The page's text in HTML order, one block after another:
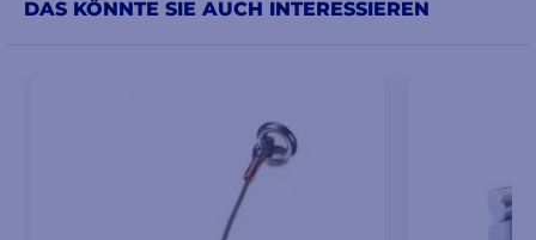
DAS KÖNNTE SIE AUCH INTERESSIEREN